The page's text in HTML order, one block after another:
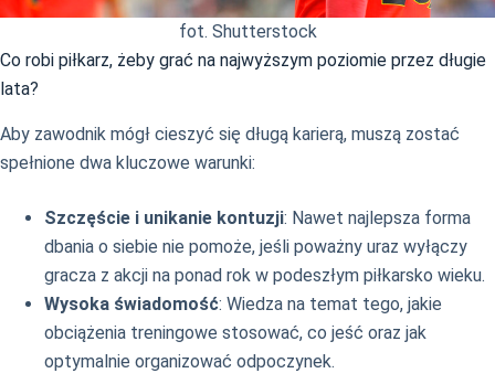
fot. Shutterstock
Co robi piłkarz, żeby grać na najwyższym poziomie przez długie
lata?
Aby zawodnik mógł cieszyć się długą karierą, muszą zostać
spełnione dwa kluczowe warunki:
Szczęście i unikanie kontuzji: Nawet najlepsza forma
dbania o siebie nie pomoże, jeśli poważny uraz wyłączy
gracza z akcji na ponad rok w podeszłym piłkarsko wieku.
Wysoka świadomość: Wiedza na temat tego, jakie
obciążenia treningowe stosować, co jeść oraz jak
optymalnie organizować odpoczynek.